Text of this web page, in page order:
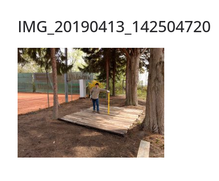
IMG_20190413_142504720